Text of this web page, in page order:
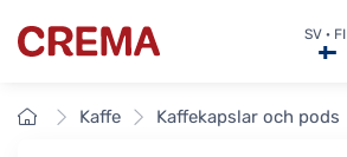
Crema SV · FI
Framsidan
Kaffe Kaffekapslar och pods